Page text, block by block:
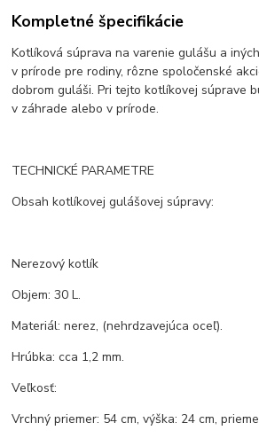
Kompletné špecifikácie
Kotlíková súprava na varenie gulášu a
v prírode pre rodiny, rôzne spoločenské
dobrom guláši. Pri tejto kotlíkovej súprave
v záhrade alebo v prírode.
TECHNICKÉ PARAMETRE
Obsah kotlíkovej gulášovej súpravy:
Nerezový kotlík
Objem: 30 L.
Materiál: nerez, (nehrdzavejúca oceľ).
Hrúbka: cca 1,2 mm.
Veľkosť:
Vrchný priemer: 54 cm, výška: 24 cm,